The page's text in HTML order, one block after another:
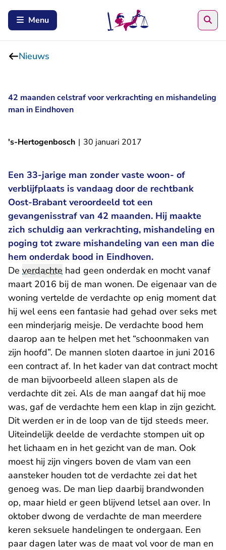
Menu
Nieuws
42 maanden celstraf voor verkrachting en mishandeling
man in Eindhoven
's-Hertogenbosch | 30 januari 2017
Een 33-jarige man zonder vaste woon- of
verblijfplaats is vandaag door de rechtbank
Oost-Brabant veroordeeld tot een
gevangenisstraf van 42 maanden. Hij maakte
zich schuldig aan verkrachting, mishandeling en
poging tot zware mishandeling van een man die
hem onderdak bood in Eindhoven.
De verdachte had geen onderdak en mocht vanaf
maart 2016 bij de man wonen. De eigenaar van de
woning vertelde de verdachte op enig moment dat
hij wel eens een fantasie had gehad over seks met
een minderjarig meisje. De verdachte bood hem
daarop aan te helpen met het “schoonmaken van
zijn hoofd”. De mannen sloten daartoe in juni 2016
een contract af. In het kader van dat contract mocht
de man bijvoorbeeld alleen slapen als de
verdachte dit zei. Als de man aangaf dat hij moe
was, gaf de verdachte hem een klap in zijn gezicht.
Dit werden er in de loop van de tijd steeds meer.
Uiteindelijk deelde de verdachte stompen uit op
het lichaam en in het gezicht van de man. Ook
moest hij zijn vingers boven de vlam van een
aansteker houden tot de verdachte zei dat het
genoeg was. De man liep daarbij brandwonden
op, maar hield er geen blijvend letsel aan over. In
oktober dwong de verdachte de man meerdere
keren seksuele handelingen te ondergaan. Een
paar dagen later was de maat vol voor de man en